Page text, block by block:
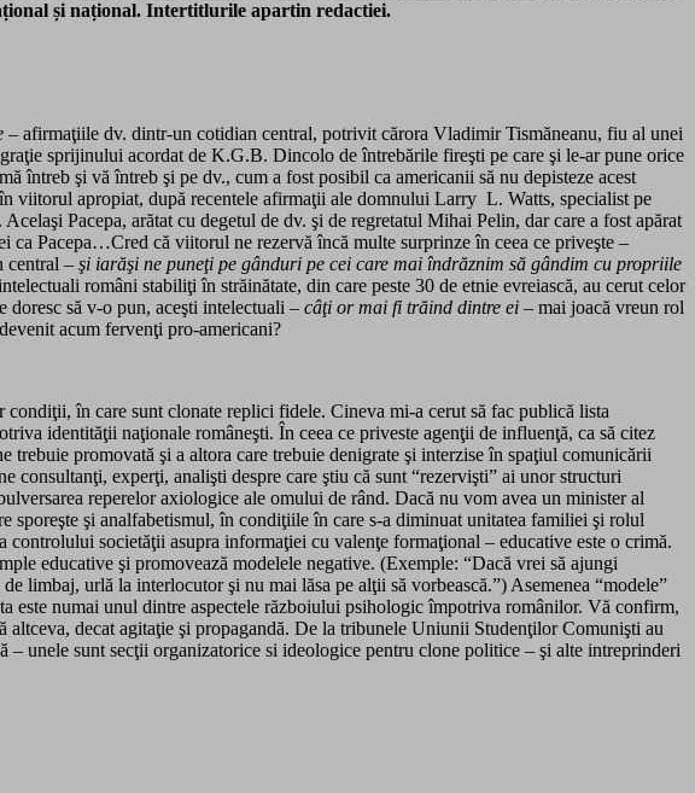
și național. Intertitlurile apartin redactiei.
– afirmaţiile dv. dintr-un cotidian central, potrivit cărora Vladimir Tismăneanu, fiu al unei
sprijinului acordat de K.G.B. Dincolo de întrebările fireşti pe care şi le-ar pune orice
întreb şi vă întreb şi pe dv., cum a fost posibil ca americanii să nu depisteze acest
viitorul apropiat, după recentele afirmaţii ale domnului Larry L. Watts, specialist pe
Pacepa, arătat cu degetul de dv. şi de regretatul Mihai Pelin, dar care a fost apărat
Pacepa…Cred că viitorul ne rezervă încă multe surprinze în ceea ce priveşte –
central – şi iarăşi ne puneţi pe gânduri pe cei care mai îndrăznim să gândim cu propriile
români stabiliţi în străinătate, din care peste 30 de etnie evreiască, au cerut celor
să v-o pun, aceşti intelectuali – câţi or mai fi trăind dintre ei – mai joacă vreun rol
acum fervenţi pro-americani?
în care sunt clonate replici fidele. Cineva mi-a cerut să fac publică lista
identităţii naţionale româneşti. În ceea ce priveste agenţii de influenţă, ca să citez
promovată şi a altora care trebuie denigrate şi interzise în spaţiul comunicării
experţi, analişti despre care ştiu că sunt “rezervişti” ai unor structuri
reperelor axiologice ale omului de rând. Dacă nu vom avea un minister al
şi analfabetismul, în condiţiile în care s-a diminuat unitatea familiei şi rolul
societăţii asupra informaţiei cu valenţe formaţional – educative este o crimă.
educative şi promovează modelele negative. (Exemple: “Dacă vrei să ajungi
limbaj, urlă la interlocutor şi nu mai lăsa pe alţii să vorbească.”) Asemenea “modele”
este numai unul dintre aspectele războiului psihologic împotriva românilor. Vă confirm,
decat agitaţie şi propagandă. De la tribunele Uniunii Studenţilor Comunişti au
unele sunt secţii organizatorice si ideologice pentru clone politice – şi alte intreprinderi